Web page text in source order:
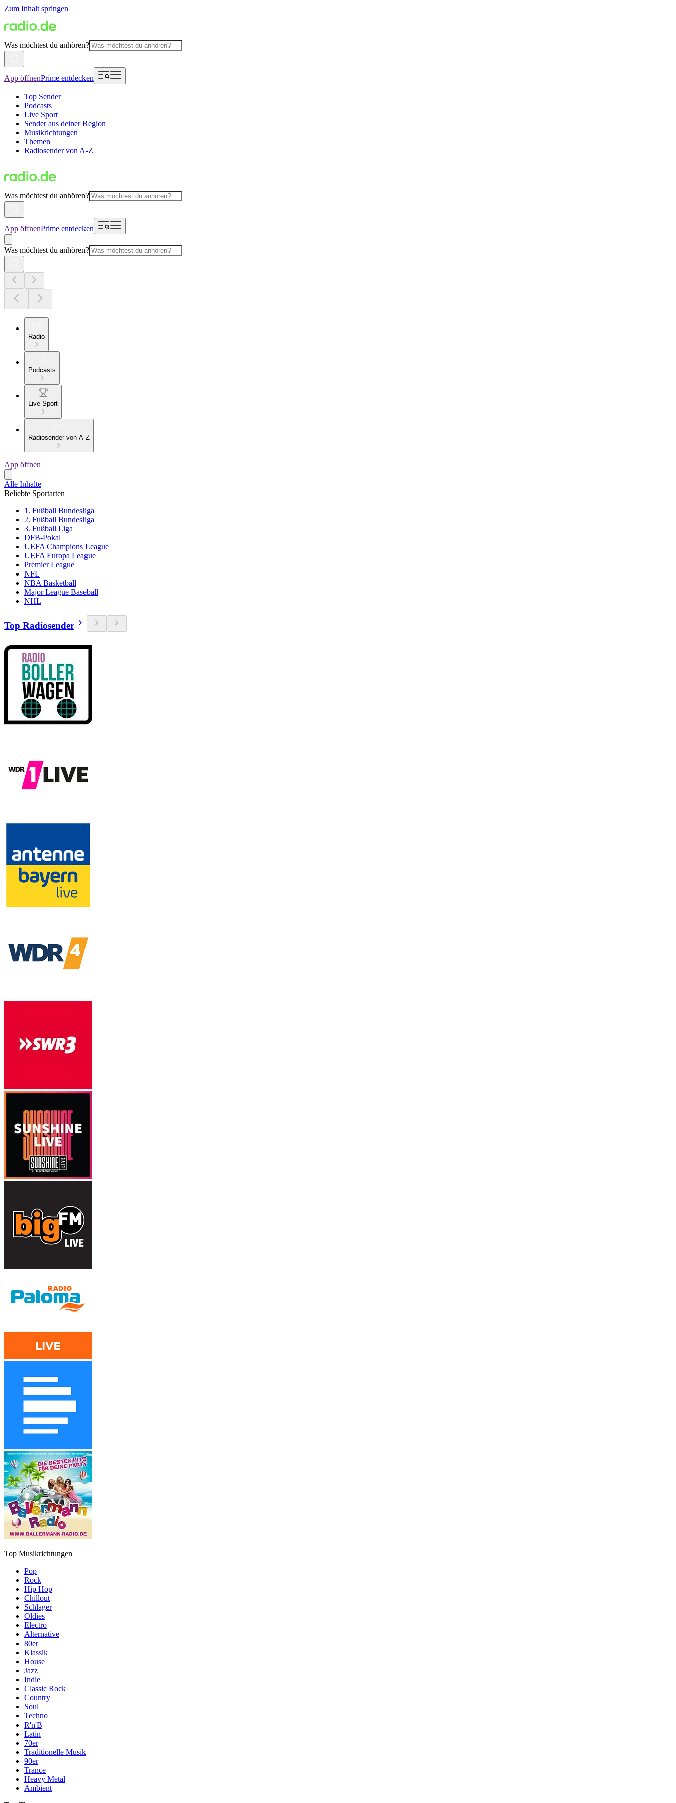
Zum Inhalt springen
Was möchtest du anhören?
App öffnenPrime entdecken
Top Sender
Podcasts
Live Sport
Sender aus deiner Region
Musikrichtungen
Themen
Radiosender von A-Z
Was möchtest du anhören?
App öffnenPrime entdecken
Was möchtest du anhören?
Radio
Podcasts
Live Sport
Radiosender von A-Z
App öffnen
Alle Inhalte
Beliebte Sportarten
1. Fußball Bundesliga
2. Fußball Bundesliga
3. Fußball Liga
DFB-Pokal
UEFA Champions League
UEFA Europa League
Premier League
NFL
NBA Basketball
Major League Baseball
NHL
Top Radiosender
Top Musikrichtungen
Pop
Rock
Hip Hop
Chillout
Schlager
Oldies
Electro
Alternative
80er
Klassik
House
Jazz
Indie
Classic Rock
Country
Soul
Techno
R'n'B
Latin
70er
Traditionelle Musik
90er
Trance
Heavy Metal
Ambient